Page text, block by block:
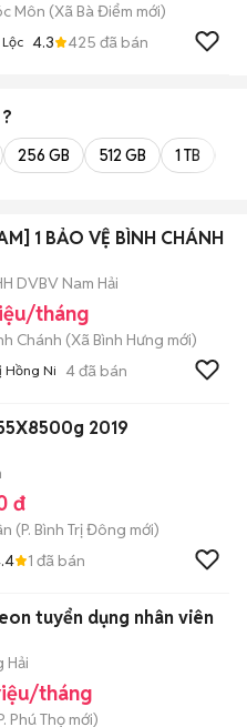
Môn (Xã Bà Điểm mới)
4.3 425 đã bán
256 GB 512 GB 1 TB
1 BẢO VỆ BÌNH CHÁNH
DVBV Nam Hải
tháng
Chánh (Xã Bình Hưng mới)
Hồng Ni 4đã bán
2019
đ
(P. Bình Trị Đông mới)
1 đã bán
tuyển dụng nhân viên
Hải
tháng
Phú Thọ mới)